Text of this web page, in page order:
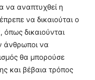
να αναπτυχθεί η
να δικαιούται ο
δικαιούνται
άνθρωποι να
θα μπορούσε
και βέβαια τρόπος